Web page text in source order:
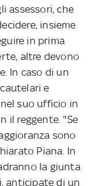
assessori, che
insieme
in prima
altre devono
In caso di un
e
suo ufficio in
il reggente. "Se
sono
Piana. In
la giunta
anticipate di un